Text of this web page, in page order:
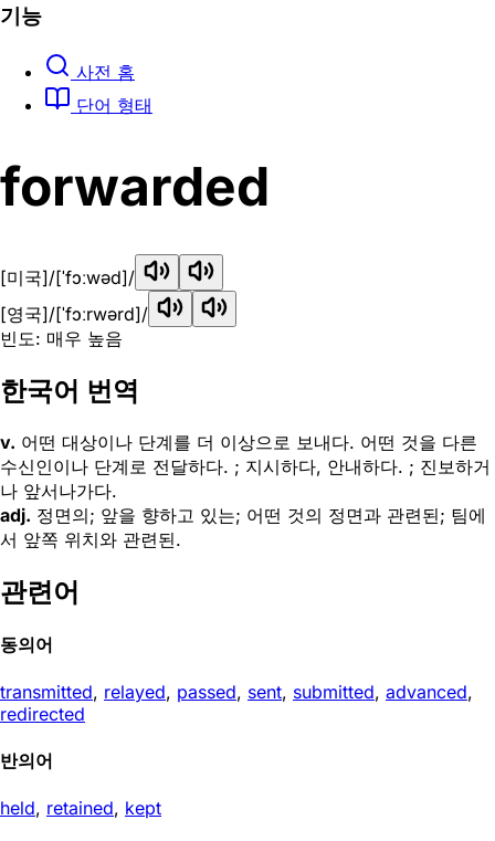
기능
사전 홈
단어 형태
forwarded
[미국]/[ˈfɔːwəd]/
[영국]/[ˈfɔːrwərd]/
빈도: 매우 높음
한국어 번역
v. 어떤 대상이나 단계를 더 이상으로 보내다. 어떤 것을 다른
수신인이나 단계로 전달하다. ; 지시하다, 안내하다. ; 진보하거
나 앞서나가다.
adj. 정면의; 앞을 향하고 있는; 어떤 것의 정면과 관련된; 팀에
서 앞쪽 위치와 관련된.
관련어
동의어
transmitted, relayed, passed, sent, submitted, advanced,
redirected
반의어
held, retained, kept